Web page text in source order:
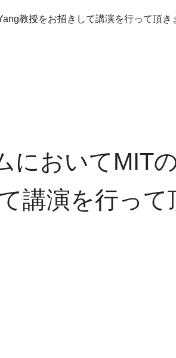
教授をお招きして講演を行って頂き
においてMIT
講演を行って